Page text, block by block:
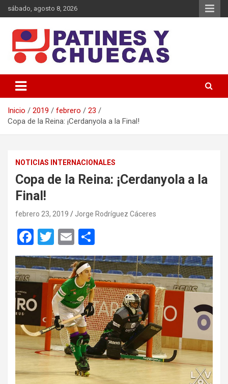
Saltar
al
sábado, agosto 8, 2026
Patines y Chuecas
Inicio 2019 febrero
23
Copa de la Reina: ¡Cerdanyola a la Final!
NOTICIAS INTERNACIONALES
Copa de la Reina: ¡Cerdanyola a la
Final!
febrero 23, 2019 Jorge Rodríguez Cáceres
F
a
ce
b
o
o
k
T
wi
tt
er
E
m
ail
o
m
p
ar
tir